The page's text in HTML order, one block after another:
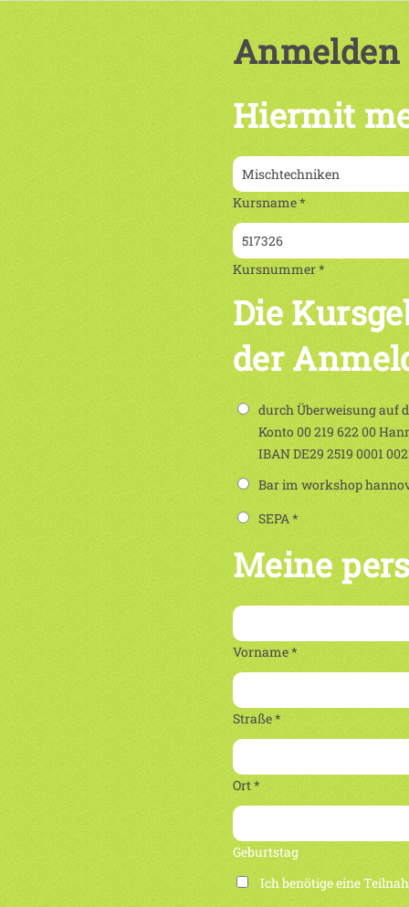
Anmelden
Hiermit
Kursname *
Kursnummer *
Die
der
durch Überweisung auf
Konto 00 219 622 00
IBAN DE29 2519 0001
Bar im workshop
SEPA *
Meine
Vorname *
Straße *
Ort *
Geburtstag
Ich benötige eine